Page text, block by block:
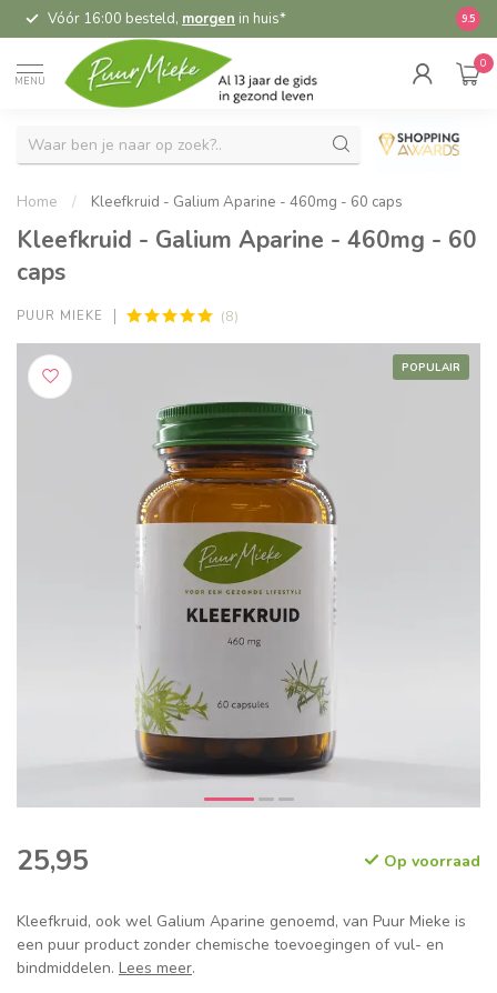
Vóór 16:00 besteld, morgen in huis* 9.5
MENU
0
Home / Kleefkruid - Galium Aparine - 460mg - 60 caps
Kleefkruid - Galium Aparine - 460mg - 60
caps
PUUR MIEKE (8)
POPULAIR
25,95 Op voorraad
Kleefkruid, ook wel Galium Aparine genoemd, van Puur Mieke is
een puur product zonder chemische toevoegingen of vul- en
bindmiddelen. Lees meer.